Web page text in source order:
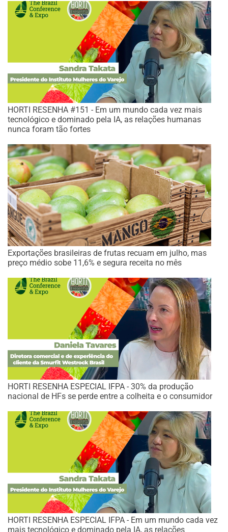
HORTI RESENHA #151 - Em um mundo cada vez mais
tecnológico e dominado pela IA, as relações humanas
nunca foram tão fortes
Exportações brasileiras de frutas recuam em julho, mas
preço médio sobe 11,6% e segura receita no mês
HORTI RESENHA ESPECIAL IFPA - 30% da produção
nacional de HFs se perde entre a colheita e o consumidor
HORTI RESENHA ESPECIAL IFPA - Em um mundo cada vez
mais tecnológico e dominado pela IA, as relações